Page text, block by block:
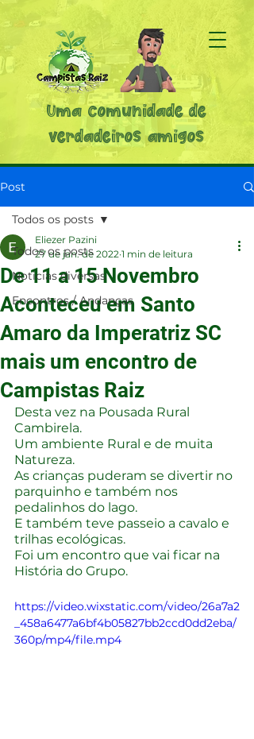
Uma comunidade de
verdadeiros amigos
Post
Todos os posts
Noticias diversas
Encontros / Andanças
Todos os posts
De 11 a 15 Novembro
Aconteceu em Santo
Amaro da Imperatriz SC
mais um encontro de
Campistas Raiz
Eliezer Pazini
27 de jan. de 2022 1 min de leitura
Desta vez na Pousada Rural
Cambirela.
Um ambiente Rural e de muita
Natureza.
As crianças puderam se divertir no
parquinho e também nos
pedalinhos do lago.
E também teve passeio a cavalo e
trilhas ecológicas.
Foi um encontro que vai ficar na
História do Grupo.
https://video.wixstatic.com/video/26a7a2
_458a6477a6bf4b05827bb2ccd0dd2eba/
360p/mp4/file.mp4